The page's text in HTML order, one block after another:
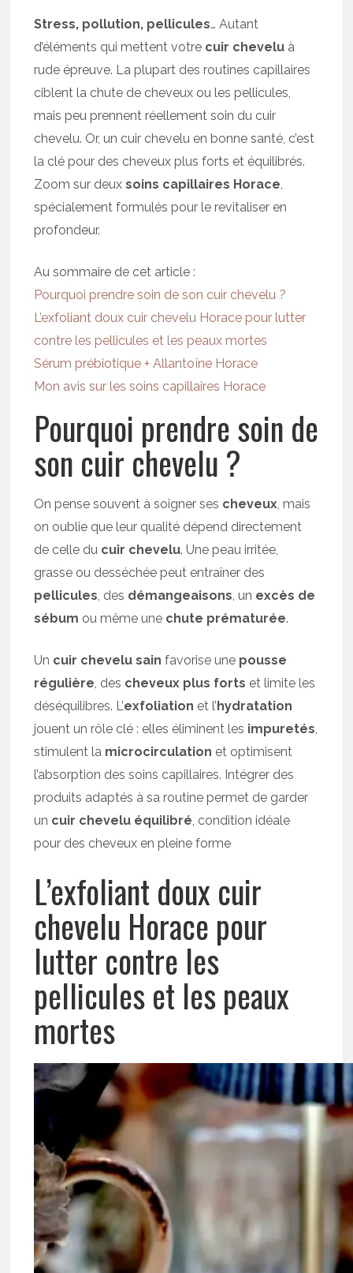
Stress, pollution, pellicules… Autant
d’éléments qui mettent votre cuir chevelu à
rude épreuve. La plupart des routines capillaires
ciblent la chute de cheveux ou les pellicules,
mais peu prennent réellement soin du cuir
chevelu. Or, un cuir chevelu en bonne santé, c’est
la clé pour des cheveux plus forts et équilibrés.
Zoom sur deuxsoins capillaires Horace,
spécialement formulés pour le revitaliser en
profondeur.
Au sommaire de cet article :
Pourquoi prendre soin de son cuir chevelu ?
L’exfoliant doux cuir chevelu Horace pour lutter
contre les pellicules et les peaux mortes
Sérum prébiotique + Allantoïne Horace
Mon avis sur les soins capillaires Horace
Pourquoi prendre soin de
son cuir chevelu ?
On pense souvent à soigner ses cheveux, mais
on oublie que leur qualité dépend directement
de celle du cuir chevelu. Une peau irritée,
grasse ou desséchée peut entraîner des
pellicules, des démangeaisons, un excès de
sébum ou même une chute prématurée.
Un cuir chevelu sain favorise une pousse
régulière, des cheveux plus forts et limite les
déséquilibres. L’exfoliation et l’ hydratation
jouent un rôle clé : elles éliminent les impuretés,
stimulent la microcirculation et optimisent
l’absorption des soins capillaires. Intégrer des
produits adaptés à sa routine permet de garder
un cuir chevelu équilibré, condition idéale
pour des cheveux en pleine forme
L’exfoliant doux cuir
chevelu Horace pour
lutter contre les
pellicules et les peaux
mortes